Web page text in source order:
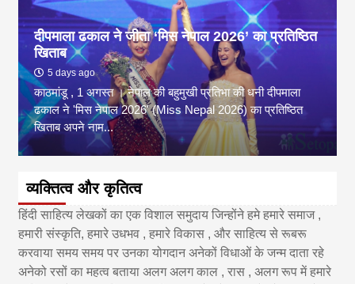
दीपमाला ढकाल ने जीता ‘मिस नेपाल 2026’ का प्रतिष्ठित
खिताब
5 days ago
काठमांडू , 1 अगस्त । नेपाल की बहुमुखी प्रतिभा की धनी दीपमाला
ढकाल ने 'मिस नेपाल 2026' (Miss Nepal 2026) का प्रतिष्ठित
खिताब अपने नाम...
व्यक्तित्व और कृतित्व
हिंदी साहित्य लेखकों का एक विशाल समुदाय जिन्होंने हमे हमारे समाज ,
हमारी संस्कृति, हमारे उधभव , हमारे विकास , और साहित्य से रूबरू
करवाया समय समय पर उनका योगदान अनेकों विधाओं के जन्म दाता रहे
अनेको रसों का महत्व बताया अलग अलग काल , रास , अलग रूप में हमारे